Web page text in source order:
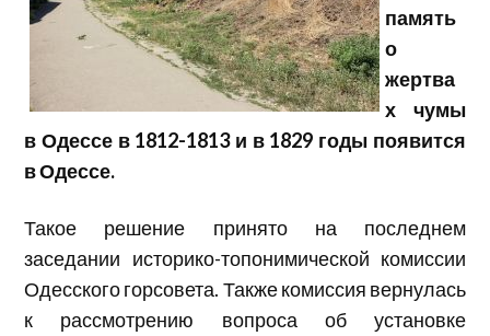
память
о
жертва
х чумы
в Одессе в 1812-1813 и в 1829 годы появится
в Одессе.
Такое решение принято на последнем
заседании историко-топонимической комиссии
Одесского горсовета. Также комиссия вернулась
к рассмотрению вопроса об установке